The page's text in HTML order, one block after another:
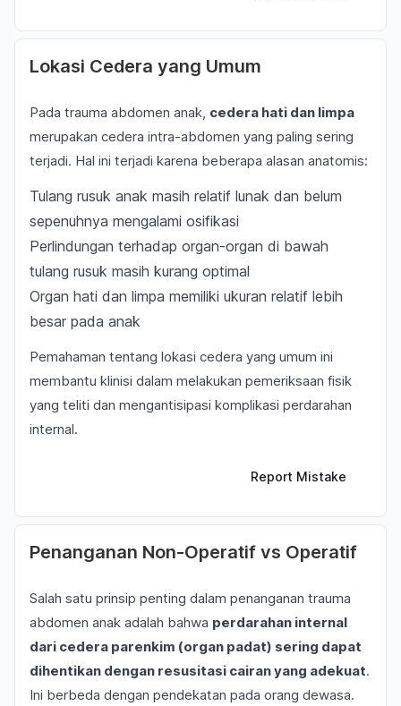
Lokasi Cedera yang Umum
Pada trauma abdomen anak, cedera hati dan limpa
merupakan cedera intra-abdomen yang paling sering
terjadi. Hal ini terjadi karena beberapa alasan anatomis:
Tulang rusuk anak masih relatif lunak dan belum
sepenuhnya mengalami osifikasi
Perlindungan terhadap organ-organ di bawah
tulang rusuk masih kurang optimal
Organ hati dan limpa memiliki ukuran relatif lebih
besar pada anak
Pemahaman tentang lokasi cedera yang umum ini
membantu klinisi dalam melakukan pemeriksaan fisik
yang teliti dan mengantisipasi komplikasi perdarahan
internal.
Report Mistake
Penanganan Non-Operatif vs Operatif
Salah satu prinsip penting dalam penanganan trauma
abdomen anak adalah bahwa perdarahan internal
dari cedera parenkim (organ padat) sering dapat
dihentikan dengan resusitasi cairan yang adekuat.
Ini berbeda dengan pendekatan pada orang dewasa.